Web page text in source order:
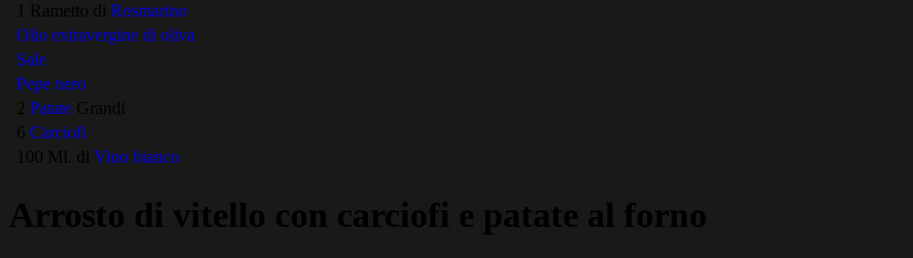
1 Rametto di
Rosmarino
Olio extravergine di oliva
Sale
Pepe nero
2 Patate Grandi
6 Carciofi
100 Ml. di
Vino bianco
Arrosto di vitello con carciofi e patate al forno